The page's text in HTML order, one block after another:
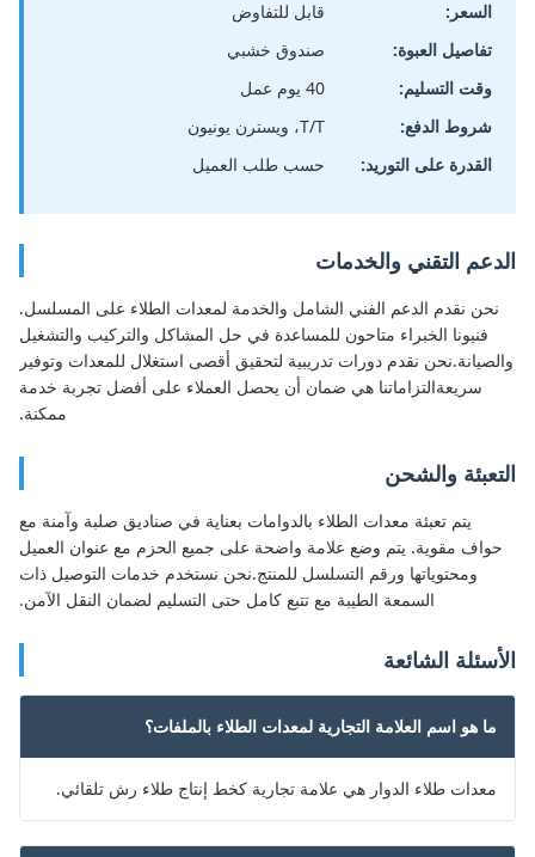
السعر:
قابل للتفاوض
تفاصيل العبوة:
صندوق خشبي
وقت التسليم:
40 يوم عمل
شروط الدفع:
T/T، ويسترن يونيون
القدرة على التوريد:
حسب طلب العميل
الدعم التقني والخدمات
نحن نقدم الدعم الفني الشامل والخدمة لمعدات الطلاء على المسلسل.
فنيونا الخبراء متاحون للمساعدة في حل المشاكل والتركيب والتشغيل
والصيانة.نحن نقدم دورات تدريبية لتحقيق أقصى استغلال للمعدات وتوفير
سريعةالتزاماتنا هي ضمان أن يحصل العملاء على أفضل تجربة خدمة
ممكنة.
التعبئة والشحن
يتم تعبئة معدات الطلاء بالدوامات بعناية في صناديق صلبة وآمنة مع
حواف مقوية. يتم وضع علامة واضحة على جميع الحزم مع عنوان العميل
ومحتوياتها ورقم التسلسل للمنتج.نحن نستخدم خدمات التوصيل ذات
السمعة الطيبة مع تتبع كامل حتى التسليم لضمان النقل الآمن.
الأسئلة الشائعة
ما هو اسم العلامة التجارية لمعدات الطلاء بالملفات؟
معدات طلاء الدوار هي علامة تجارية كخط إنتاج طلاء رش تلقائي.